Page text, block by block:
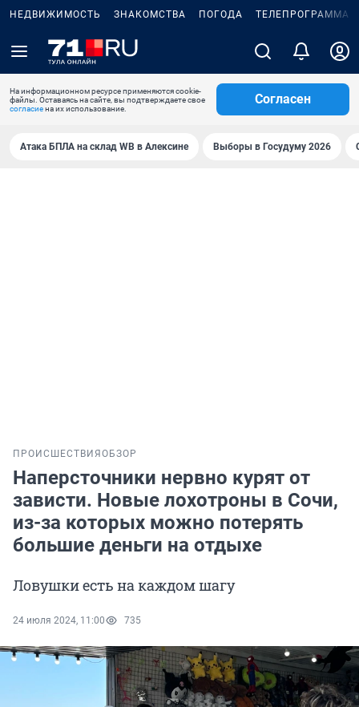
НЕДВИЖИМОСТЬ ЗНАКОМСТВА ПОГОДА ТЕЛЕПРОГРАММА
На информационном ресурсе применяются cookie-
файлы. Оставаясь на сайте, вы подтверждаете свое
согласиена их использование.
Согласен
Атака БПЛА на склад WB в Алексине Выборы в Госудуму 2026
ПРОИСШЕСТВИЯ ОБЗОР
Наперсточники нервно курят от
зависти. Новые лохотроны в Сочи,
из-за которых можно потерять
большие деньги на отдыхе
Ловушки есть на каждом шагу
24 июля 2024, 11:00 735